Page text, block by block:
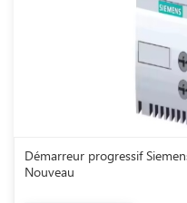
Démarreur progressif
Nouveau